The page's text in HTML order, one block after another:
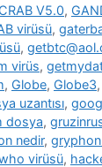
V5.0,
virüsü,
,
virüs,
, Globe, Globe3,
uzantısı,
dosya,
nedir,
virüsü,